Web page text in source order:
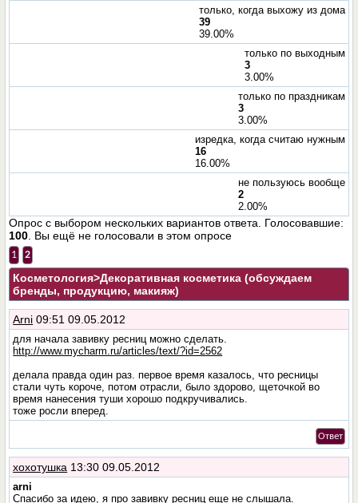
только, когда выхожу из дома
39
39.00%
только по выходным
3
3.00%
только по праздникам
3
3.00%
изредка, когда считаю нужным
16
16.00%
не пользуюсь вообще
2
2.00%
Опрос с выбором нескольких вариантов ответа. Голосовавшие:
100 . Вы ещё не голосовали в этом опросе
1 2
Косметология>Декоративная косметика (обсуждаем
бренды, продукцию, макияж)
Arni 09:51 09.05.2012
для начала завивку ресниц можно сделать.
http://www.mycharm.ru/articles/text/?id=2562
делала правда один раз. первое время казалось, что ресницы
стали чуть короче, потом отрасли, было здорово, щеточкой во
время нанесения туши хорошо подкручивались.
тоже росли вперед.
Ответ
хохотушка 13:30 09.05.2012
arni
Спасибо за идею, я про завивку ресниц еще не слышала.